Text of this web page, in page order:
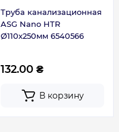
Труба канализационная
ASG Nano HTR
Ø110х250мм 6540566
132.00 ₴
В корзину